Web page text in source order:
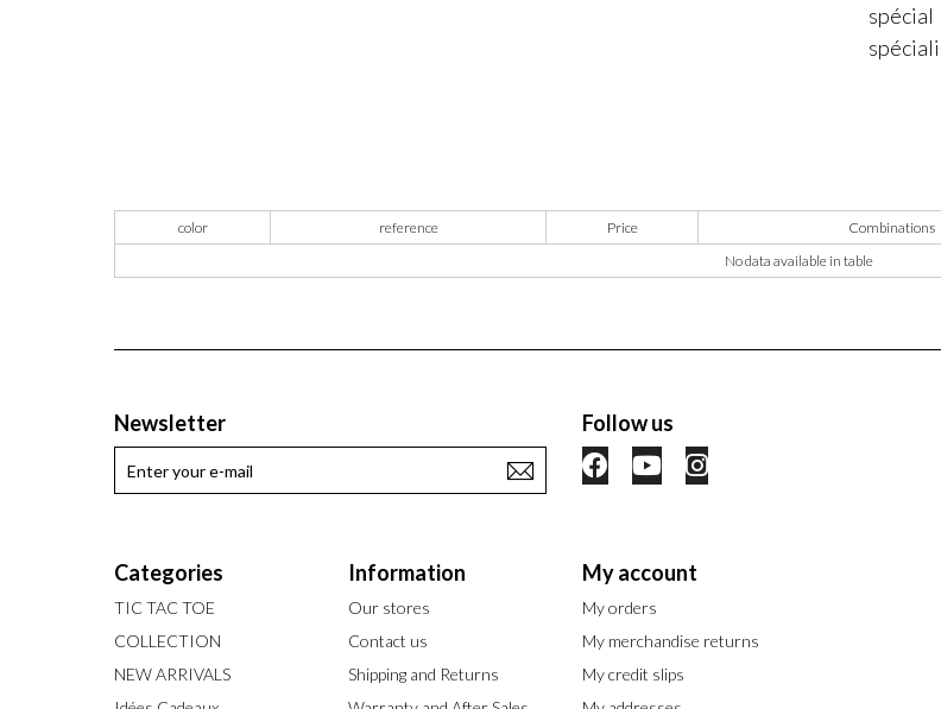
color reference Price Combinations
No data available in table
Newsletter Follow us
Categories
TIC TAC TOE
COLLECTION
NEW ARRIVALS
Information
Our stores
Contact us
Shipping and Returns
My account
My orders
My merchandise returns
My credit slips